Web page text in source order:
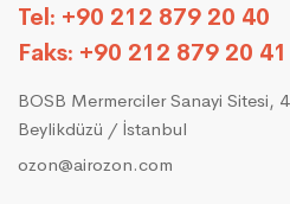
Tel: +90 212 879 20 40
Faks: +90 212 879 20 41
BOSB Mermerciler Sanayi Sitesi,
Beylikdüzü / İstanbul
ozon@airozon.com